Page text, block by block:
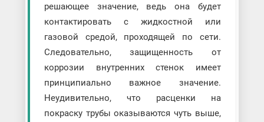
решающее значение, ведь она будет
контактировать с жидкостной или
газовой средой, проходящей по сети.
Следовательно, защищенность от
коррозии внутренних стенок имеет
принципиально важное значение.
Неудивительно, что расценки на
покраску трубы оказываются чуть выше,